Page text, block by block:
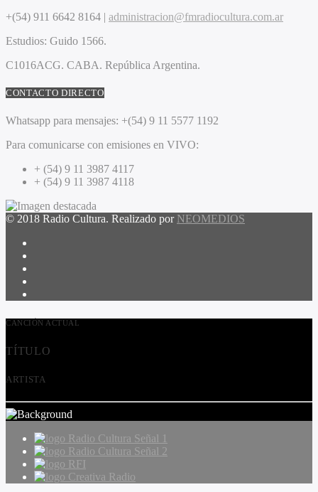
+(54) 911 6642 8164 | administracion@fmradiocultura.com.ar
Estudios: Guido 1566.
C1016ACG. CABA. República Argentina.
CONTACTO DIRECTO
Whatsapp para mensajes: +(54) 9 11 5577 1192
Para comunicarse con emisiones en VIVO:
+ (54) 9 11 3987 4117
+ (54) 9 11 3987 4118
© 2018 Radio Cultura. Realizado por NEOMEDIOS
CANCIÓN ACTUAL
TÍTULO
ARTISTA
Radio Cultura Señal 1
Radio Cultura Señal 2
RFI
Creativa Radio